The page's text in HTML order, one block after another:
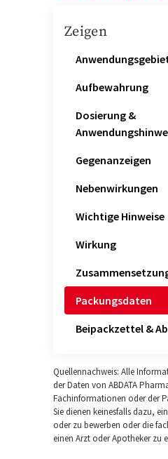
Zeigen
Aufbewahrung
Dosierung &
Gegenanzeigen
Nebenwirkungen
Wichtige Hinweise
Wirkung
Packungsdaten
Beipackzettel &
Quellennachweis: Alle
der Daten von ABDATA
Fachinformationen oder der
Sie dienen keinesfalls dazu,
oder zu bewerben oder die
einen Arzt oder Apotheker zu